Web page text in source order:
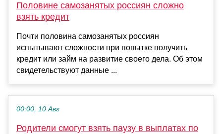
Половине самозанятых россиян сложно
взять кредит
Почти половина самозанятых россиян
испытывают сложности при попытке получить
кредит или займ на развитие своего дела. Об этом
свидетельствуют данные ...
00:00, 10 Авг
Родители смогут взять паузу в выплатах по